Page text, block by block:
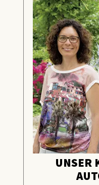
UNSER